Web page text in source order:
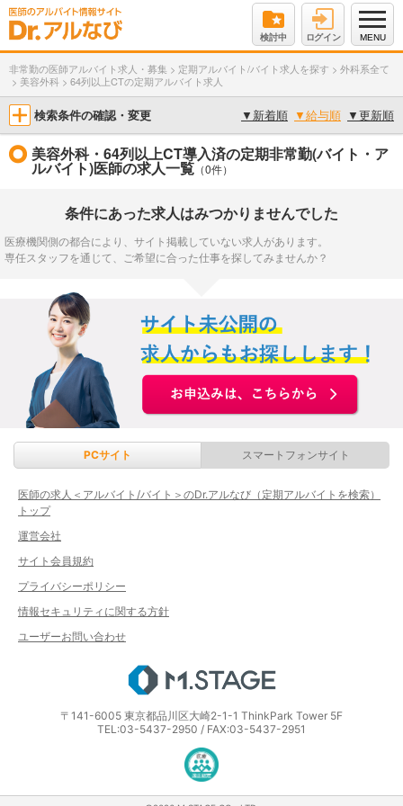
検討中 ログイン MENU
非常勤の医師アルバイト求人・募集 > 定期アルバイト/バイト求人を探す > 外科系全て
> 美容外科 > 64列以上CTの定期アルバイト求人
検索条件の確認・変更 ▼ 新着順 ▼給与順 ▼更新順
美容外科・64列以上CT導入済の定期非常勤(バイト・ア
ルバイト)医師の求人一覧 （0件）
条件にあった求人はみつかりませんでした
医療機関側の都合により、サイト掲載していない求人があります。
専任スタッフを通じて、ご希望に合った仕事を探してみませんか？
PCサイト スマートフォンサイト
医師の求人＜アルバイト/バイト＞のDr.アルなび（定期アルバイトを検索）
トップ
運営会社
サイト会員規約
プライバシーポリシー
情報セキュリティに関する方針
ユーザーお問い合わせ
〒141-6005 東京都品川区大崎2-1-1 ThinkPark Tower 5F
TEL:03-5437-2950 / FAX:03-5437-2951